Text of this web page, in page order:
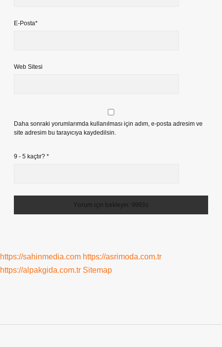
E-Posta*
Web Sitesi
Daha sonraki yorumlarımda kullanılması için adım, e-posta adresim ve
site adresim bu tarayıcıya kaydedilsin.
9 - 5 kaçtır? *
https://sahinmedia.com https://asrimoda.com.tr
https://alpakgida.com.tr Sitemap